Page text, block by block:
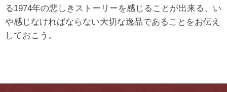
る1974年の悲しきストーリーを感じることが出来る、い
や感じなければならない大切な逸品であることをお伝え
しておこう。